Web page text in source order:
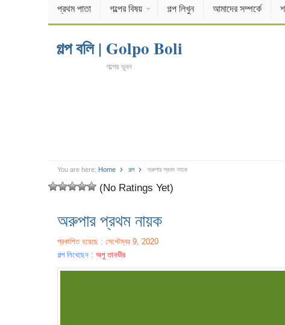
প্রথম পাতা গল্পের বিষয় গল্প লিখুন আমাদের সম্পর্কে
গল্প বলি | Golpo Boli
গল্পের ভুবন
You are here: Home গল্প অরুপার প্রথম নায়ক
(No Ratings Yet)
অরুপার প্রথম নায়ক
প্রকাশিত হয়েছে : সেপ্টেম্বর 9, 2020
গল্প লিখেছেন : অপু তানভীর